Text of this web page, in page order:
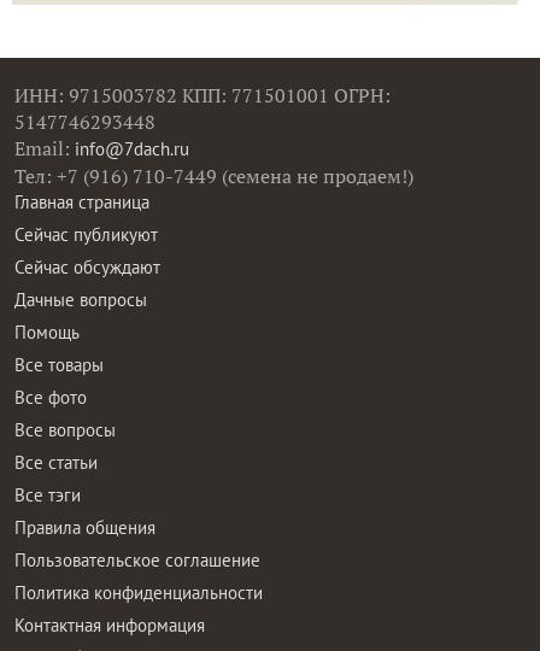
ИНН: 9715003782 КПП: 771501001 ОГРН:
5147746293448
Email: info@7dach.ru
Тел: +7 (916) 710-7449 (семена не продаем!)
Главная страница
Сейчас публикуют
Сейчас обсуждают
Дачные вопросы
Помощь
Все товары
Все фото
Все вопросы
Все статьи
Все тэги
Правила общения
Пользовательское соглашение
Политика конфиденциальности
Контактная информация